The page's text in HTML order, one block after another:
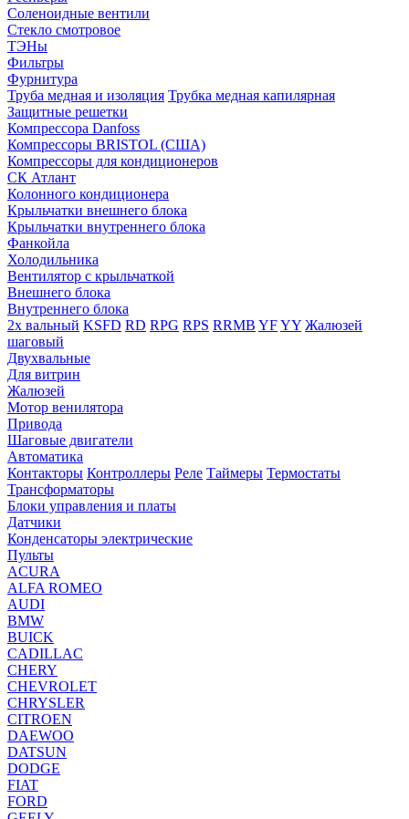
Соленоидные вентили
Стекло смотровое
ТЭНы
Фильтры
Фурнитура
Труба медная и изоляция Трубка медная капилярная
Защитные решетки
Компрессора Danfoss
Компрессоры BRISTOL (США)
Компрессоры для кондиционеров
СК Атлант
Колонного кондиционера
Крыльчатки внешнего блока
Крыльчатки внутреннего блока
Фанкойла
Холодильника
Вентилятор с крыльчаткой
Внешнего блока
Внутреннего блока
2х вальный KSFD RD RPG RPS RRMB YFYY Жалюзей
шаговый
Двухвальные
Для витрин
Жалюзей
Мотор венилятора
Привода
Шаговые двигатели
Автоматика
Контакторы Контроллеры Реле Таймеры Термостаты
Трансформаторы
Блоки управления и платы
Датчики
Конденсаторы электрические
Пульты
ACURA
ALFA ROMEO
AUDI
BMW
BUICK
CADILLAC
CHERY
CHEVROLET
CHRYSLER
CITROEN
DAEWOO
DATSUN
DODGE
FIAT
FORD